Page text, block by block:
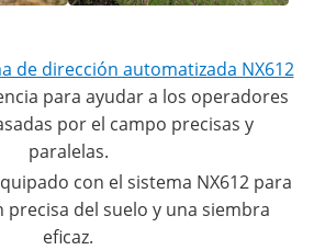
de dirección automatizada NX612
para ayudar a los operadores
por el campo precisas y
paralelas.
con el sistema NX612 para
del suelo y una siembra
eficaz.